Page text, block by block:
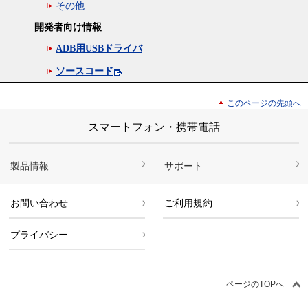
その他
開発者向け情報
ADB用USBドライバ
ソースコード
このページの先頭へ
スマートフォン・携帯電話
製品情報 サポート
お問い合わせ ご利用規約
プライバシー
ページのTOPへ